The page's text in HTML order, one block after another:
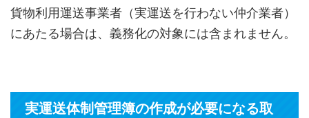
貨物利用運送事業者（実運送を行わない仲介業者）
にあたる場合は、義務化の対象には含まれません。
実運送体制管理簿の作成が必要になる取